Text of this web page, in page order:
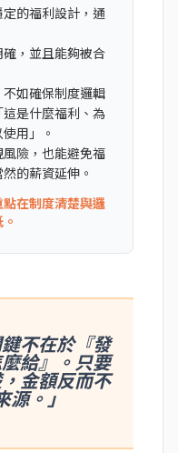
的福利設計，通
，並且能夠被合
如確保制度邏輯
是什麼福利、為
用」。
險，也能避免福
的薪資延伸。
在制度清楚與邏
鍵不在於『發
給』。只要
金額反而不
。」